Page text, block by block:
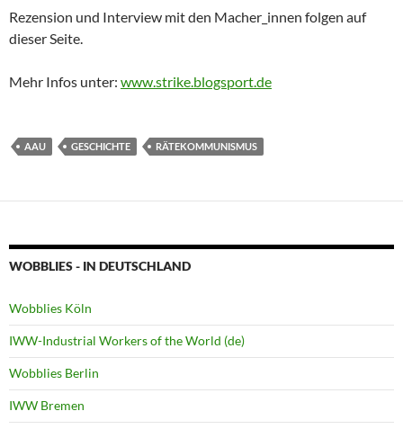
Rezension und Interview mit den Macher_innen folgen auf
dieser Seite.
Mehr Infos unter: www.strike.blogsport.de
AAU GESCHICHTE RÄTEKOMMUNISMUS
WOBBLIES - IN DEUTSCHLAND
Wobblies Köln
IWW-Industrial Workers of the World (de)
Wobblies Berlin
IWW Bremen